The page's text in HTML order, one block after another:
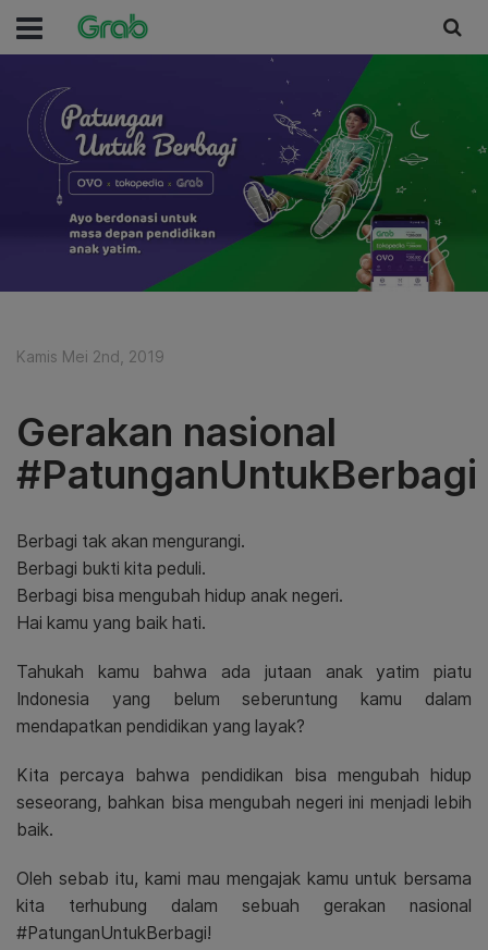
Kamis Mei 2nd, 2019
Gerakan nasional
#PatunganUntukBerbagi
Berbagi tak akan mengurangi.
Berbagi bukti kita peduli.
Berbagi bisa mengubah hidup anak negeri.
Hai kamu yang baik hati.
Tahukah kamu bahwa ada jutaan anak yatim piatu
Indonesia yang belum seberuntung kamu dalam
mendapatkan pendidikan yang layak?
Kita percaya bahwa pendidikan bisa mengubah hidup
seseorang, bahkan bisa mengubah negeri ini menjadi lebih
baik.
Oleh sebab itu, kami mau mengajak kamu untuk bersama
kita terhubung dalam sebuah gerakan nasional
#PatunganUntukBerbagi!